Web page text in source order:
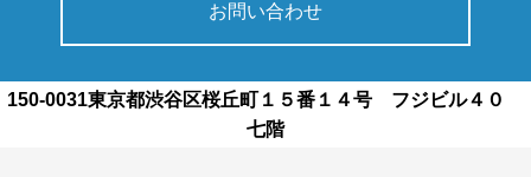
お問い合わせ
150-0031東京都渋谷区桜丘町１５番１４号 フジビル４０
七階